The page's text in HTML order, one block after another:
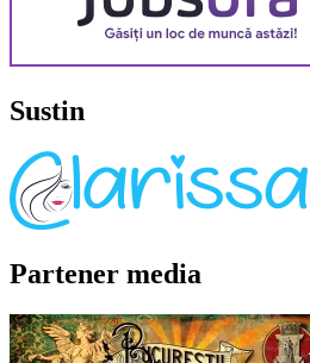
Sustin
Partener media